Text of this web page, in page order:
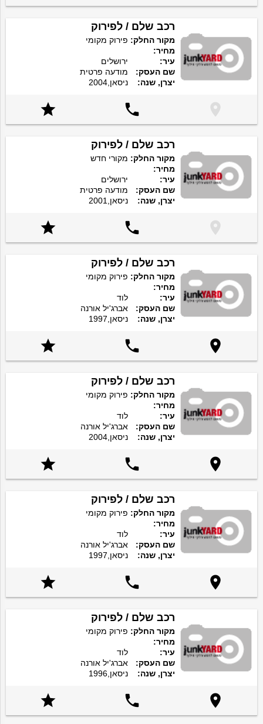
רכב שלם / לפירוק
מקור החלק: פירוק מקומי
מחיר:
עיר:
ירושלים
שם העסק:
מודעה פרטית
יצרן, שנה:
ניסאן,2004



רכב שלם / לפירוק
מקור החלק: מקורי חדש
מחיר:
עיר:
ירושלים
שם העסק:
מודעה פרטית
יצרן, שנה:
ניסאן,2001



רכב שלם / לפירוק
מקור החלק: פירוק מקומי
מחיר:
עיר:
לוד
שם העסק:
אברג'יל אורנה
יצרן, שנה:
ניסאן,1997



רכב שלם / לפירוק
מקור החלק: פירוק מקומי
מחיר:
עיר:
לוד
שם העסק:
אברג'יל אורנה
יצרן, שנה:
ניסאן,2004



רכב שלם / לפירוק
מקור החלק: פירוק מקומי
מחיר:
עיר:
לוד
שם העסק:
אברג'יל אורנה
יצרן, שנה:
ניסאן,1997



רכב שלם / לפירוק
מקור החלק: פירוק מקומי
מחיר:
עיר:
לוד
שם העסק:
אברג'יל אורנה
יצרן, שנה:
ניסאן,1996


